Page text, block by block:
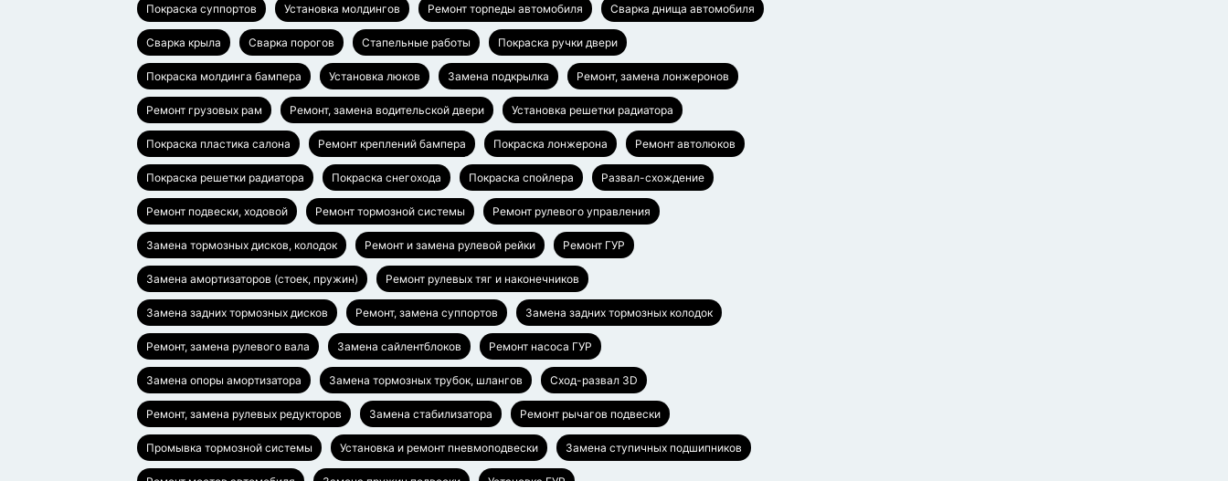
Покраска суппортов Установка молдингов Ремонт торпеды автомобиля Сварка днища автомобиля
Сварка крыла Сварка порогов Стапельные работы Покраска ручки двери
Покраска молдинга бампера Установка люков Замена подкрылка Ремонт, замена лонжеронов
Ремонт грузовых рам Ремонт, замена водительской двери Установка решетки радиатора
Покраска пластика салона Ремонт креплений бампера Покраска лонжерона Ремонт автолюков
Покраска решетки радиатора Покраска снегохода Покраска спойлера Развал-схождение
Ремонт подвески, ходовой Ремонт тормозной системы Ремонт рулевого управления
Замена тормозных дисков, колодок Ремонт и замена рулевой рейки Ремонт ГУР
Замена амортизаторов (стоек, пружин) Ремонт рулевых тяг и наконечников
Замена задних тормозных дисков Ремонт, замена суппортов Замена задних тормозных колодок
Ремонт, замена рулевого вала Замена сайлентблоков Ремонт насоса ГУР
Замена опоры амортизатора Замена тормозных трубок, шлангов Сход-развал 3D
Ремонт, замена рулевых редукторов Замена стабилизатора Ремонт рычагов подвески
Промывка тормозной системы Установка и ремонт пневмоподвески Замена ступичных подшипников